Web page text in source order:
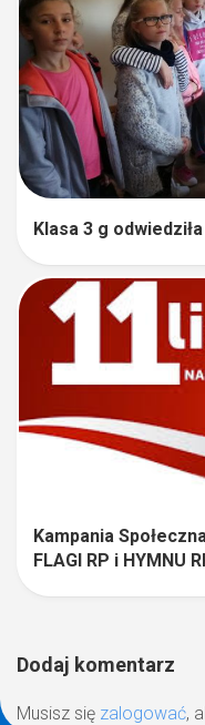
Klasa 3 g
Kampania
FLAGI RP i HYMNU
Dodaj komentarz
Musisz się zalogować,